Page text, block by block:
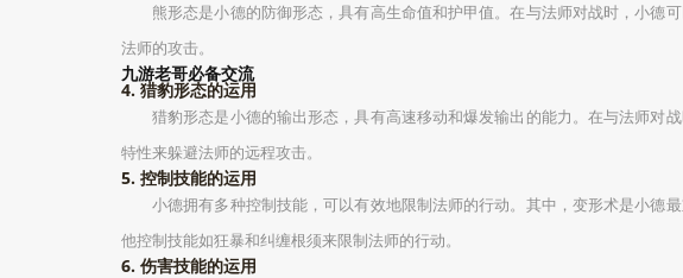
熊形态是小德的防御形态，具有高生命值和护甲值。在与法师对战时，小德
法师的攻击。
九游老哥必备交流
4. 猎豹形态的运用
猎豹形态是小德的输出形态，具有高速移动和爆发输出的能力。在与法师对
特性来躲避法师的远程攻击。
5. 控制技能的运用
小德拥有多种控制技能，可以有效地限制法师的行动。其中，变形术是小德
他控制技能如狂暴和纠缠根须来限制法师的行动。
6. 伤害技能的运用